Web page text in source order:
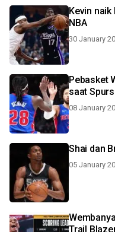
Kevin
NBA
30 January
Pebasket
saat
08 January
Shai dan
05 January
Trail